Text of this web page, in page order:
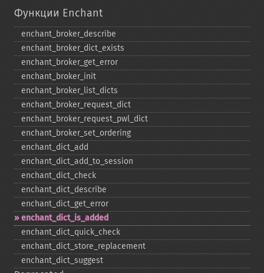
Функции Enchant
enchant_​broker_​describe
enchant_​broker_​dict_​exists
enchant_​broker_​get_​error
enchant_​broker_​init
enchant_​broker_​list_​dicts
enchant_​broker_​request_​dict
enchant_​broker_​request_​pwl_​dict
enchant_​broker_​set_​ordering
enchant_​dict_​add
enchant_​dict_​add_​to_​session
enchant_​dict_​check
enchant_​dict_​describe
enchant_​dict_​get_​error
enchant_​dict_​is_​added
enchant_​dict_​quick_​check
enchant_​dict_​store_​replacement
enchant_​dict_​suggest